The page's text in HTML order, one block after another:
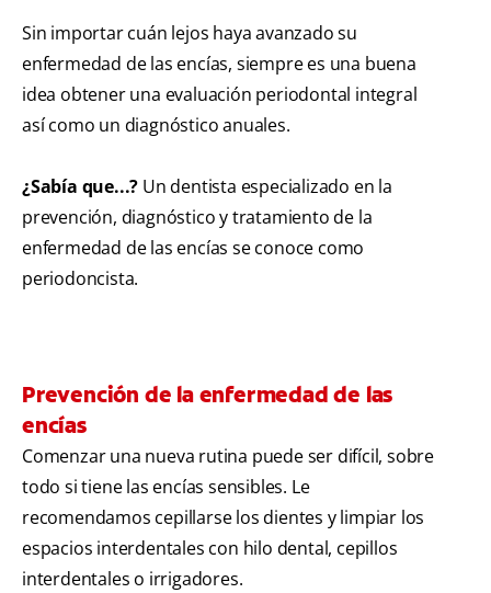
Sin importar cuán lejos haya avanzado su
enfermedad de las encías, siempre es una buena
idea obtener una evaluación periodontal integral
así como un diagnóstico anuales.
¿Sabía que...? Un dentista especializado en la
prevención, diagnóstico y tratamiento de la
enfermedad de las encías se conoce como
periodoncista.
Prevención de la enfermedad de las
encías
Comenzar una nueva rutina puede ser difícil, sobre
todo si tiene las encías sensibles. Le
recomendamos cepillarse los dientes y limpiar los
espacios interdentales con hilo dental, cepillos
interdentales o irrigadores.